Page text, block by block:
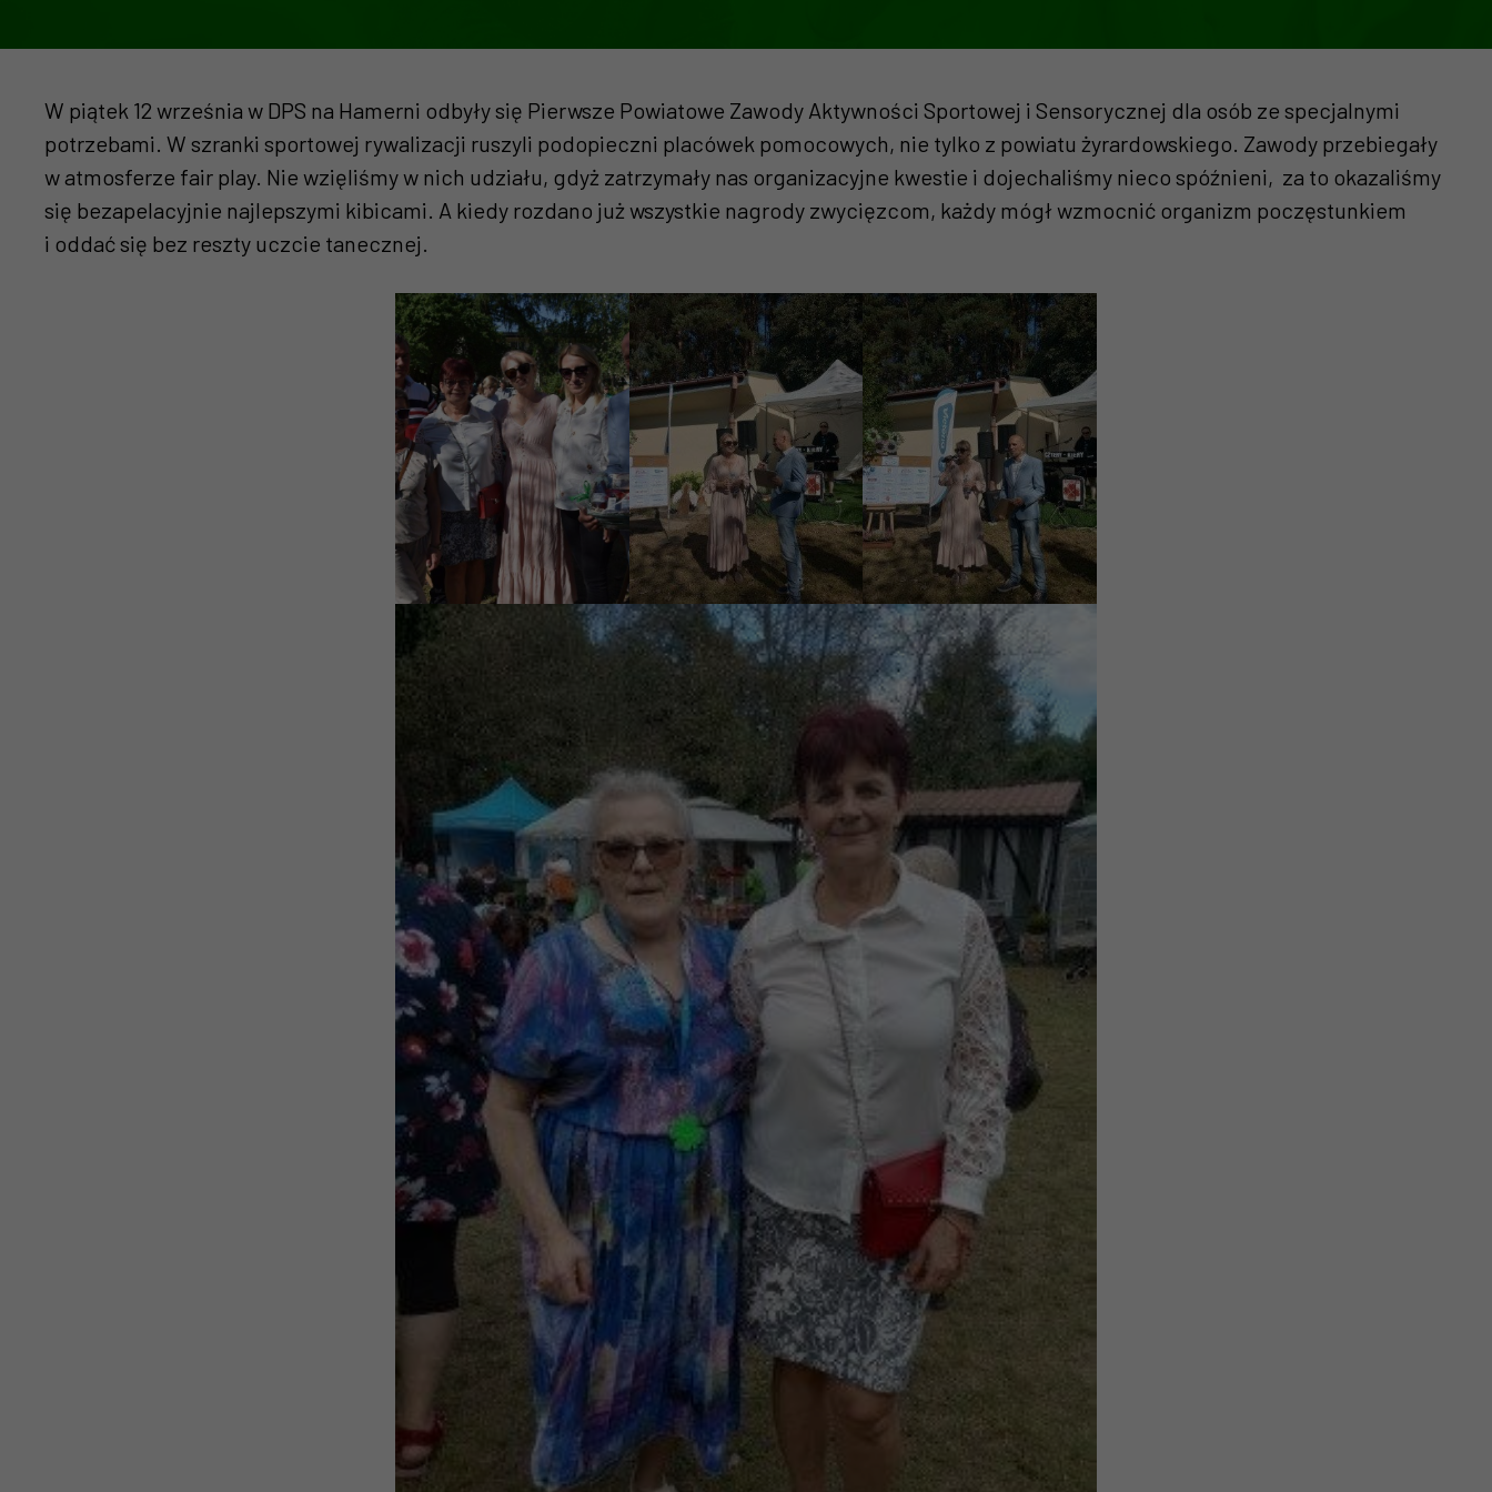
W piątek 12 września w DPS na Hamerni odbyły się Pierwsze Powiatowe Zawody Aktywności Sportowej i Sensorycznej dla osób ze specjalnymi
potrzebami. W szranki sportowej rywalizacji ruszyli podopieczni placówek pomocowych, nie tylko z powiatu żyrardowskiego. Zawody przebiegały
w atmosferze fair play. Nie wzięliśmy w nich udziału, gdyż zatrzymały nas organizacyjne kwestie i dojechaliśmy nieco spóźnieni, za to okazaliśmy
się bezapelacyjnie najlepszymi kibicami. A kiedy rozdano już wszystkie nagrody zwycięzcom, każdy mógł wzmocnić organizm poczęstunkiem
i oddać się bez reszty uczcie tanecznej.